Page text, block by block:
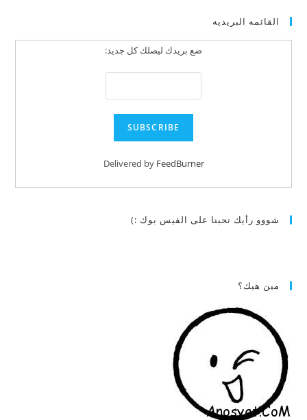
القائمه البريديه
ضع بريدك ليصلك كل جديد:
Delivered by FeedBurner
شووو رأيك تحبنا على الفيس بوك :)
مين هيك؟